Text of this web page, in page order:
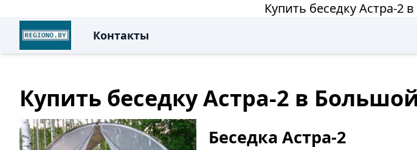
Купить беседку Астра-2
Контакты
Купить беседку Астра-2 в
Беседка Астра-2